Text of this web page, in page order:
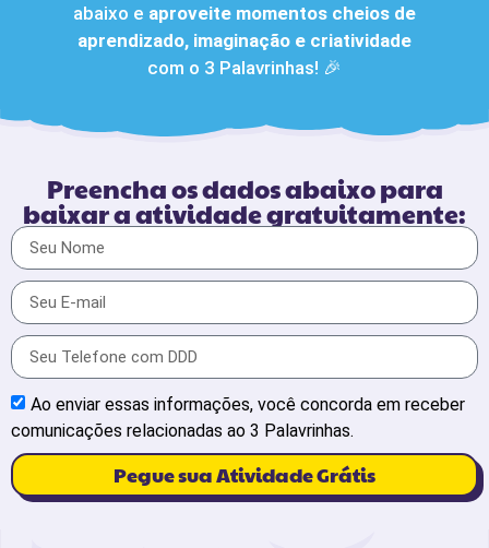
abaixo e aproveite momentos cheios de
aprendizado, imaginação e criatividade
com o 3 Palavrinhas! 🎉
Preencha os dados abaixo para
baixar a atividade gratuitamente:
Ao enviar essas informações, você concorda em receber
comunicações relacionadas ao 3 Palavrinhas.
Pegue sua Atividade Grátis